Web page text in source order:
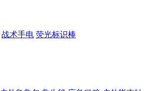
战术手电 荧光标识棒